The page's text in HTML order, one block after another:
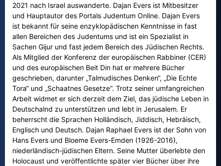
2021 nach Israel auswanderte. Dajan Evers ist Mitbesitzer
und Hauptautor des Portals Judentum Online. Dajan Evers
ist bekannt für seine enzyklopädischen Kenntnisse in fast
allen Bereichen des Judentums und ist ein Spezialist in
Sachen Gijur und fast jedem Bereich des Jüdischen Rechts.
Als Mitglied der Konferenz der europäischen Rabbiner (CER)
und des europäischen Beit Din hat er mehrere Bücher
geschrieben, darunter „Talmudisches Denken“, „Die Echte
Tora“ und „Schaatnes Gesetze“. Trotz seiner umfangreichen
Arbeit widmet er sich derzeit dem Ziel, das jüdische Leben in
Deutschalnd zu unterstützen und lebt in Jerusalem. Er
beherrscht die Sprachen Holländisch, Jiddisch, Hebräisch,
Englisch und Deutsch. Dajan Raphael Evers ist der Sohn von
Hans Evers und Bloeme Evers-Emden (1926-2016),
niederländisch-jüdischen Eltern. Seine Mutter überlebte den
Holocaust und veröffentlichte später vier Bücher über ihre